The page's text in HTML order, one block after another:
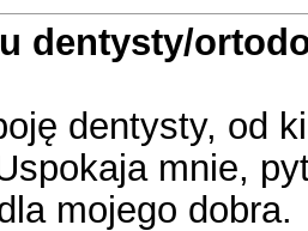
dentysty/
dentysty, od
mnie,
mojego dobra.